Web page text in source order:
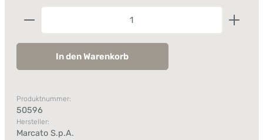
Produkt Anzahl: Gib den gewünschten Wert ein
In den Warenkorb
Produktnummer:
50596
Hersteller:
Marcato S.p.A.